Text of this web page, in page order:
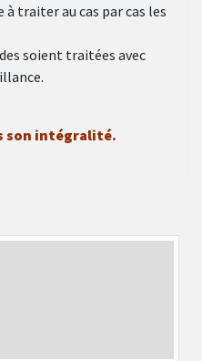
traiter au cas par cas les
soient traitées avec
son intégralité.